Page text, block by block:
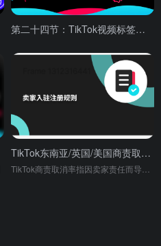
第二十四节：TikTok视频标签的正确使用方法
TikTok东南亚/英国/美国商责取消率（SFCR）详解【视频】
TikTok商责取消率指因卖家责任而导致取消的所有订单的占比，卖家可能因为多种原因取消订单，或由于卖家责任导致订单被取消。